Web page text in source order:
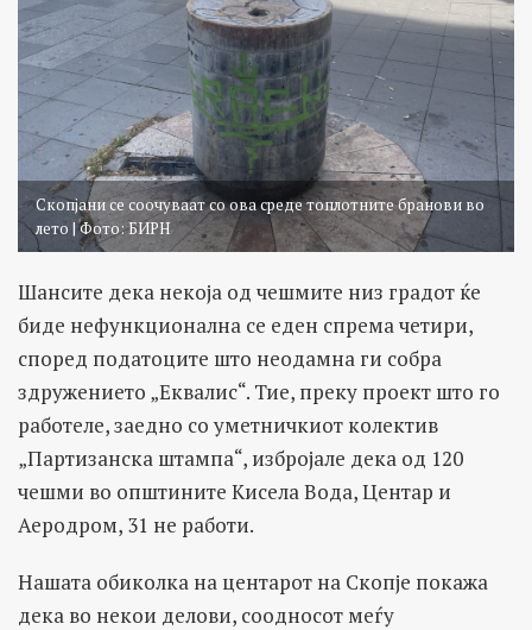
Скопјани се соочуваат со ова среде топлотните бранови во
лето | Фото: БИРН
Шансите дека некоја од чешмите низ градот ќе
биде нефункционална се еден спрема четири,
според податоците што неодамна ги собра
здружението „Еквалис“. Тие, преку проект што го
работеле, заедно со уметничкиот колектив
„Партизанска штампа“, избројале дека од 120
чешми во општините Кисела Вода, Центар и
Аеродром, 31 не работи.
Нашата обиколка на центарот на Скопје покажа
дека во некои делови, соодносот меѓу